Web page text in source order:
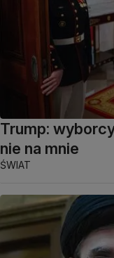
Trump:
nie na mnie
ŚWIAT